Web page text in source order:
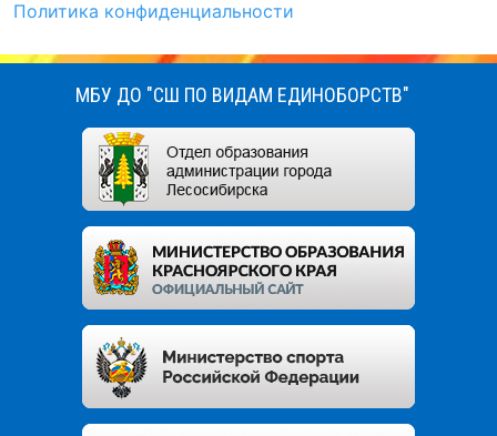
Политика конфиденциальности
МБУ ДО "СШ ПО ВИДАМ ЕДИНОБОРСТВ"